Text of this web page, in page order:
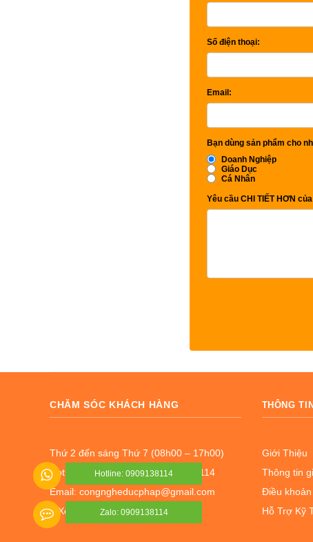
Số điện thoại:
Email:
Bạn dùng sản phẩm cho
Doanh Nghiệp
Giáo Dục
Cá Nhân
Yêu cầu CHI TIẾT HƠN
CHĂM SÓC KHÁCH HÀNG
Thứ 2 đến sáng Thứ 7 (08h00 – 17h00)
Hotline: 02837 762 039 - 0909138114
Email: congngheducphap@gmail.com
Xem bản đồ Google
THÔNG TIN
Giới Thiệu
Thông tin
Điều
Hỗ Trợ Kỹ
Hotline: 0909138114
Zalo: 0909138114